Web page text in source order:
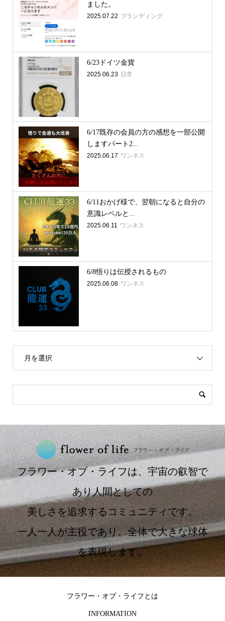
ました。
2025.07.22 ブランディング
6/23ドイツ金貨
2025.06.23 日常
6/17既存の会員の方の感想を一部公開
しますパート2...
2025.06.17 ワンネス
6/11おかげ様で、翌朝になると自分の
意識レベルと...
2025.06.11 ワンネス
6/8悟りは伝授されるもの
2025.06.08 ワンネス
月を選択
フラワー・オブ・ライフは、宇宙の叡智で
あり人間としての
美しさを追求するコミュニティです。
一人一人が主役であり、全体で大きな球体
を表現します。
フラワー・オブ・ライフとは
INFORMATION